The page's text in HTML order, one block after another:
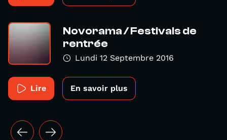
Novorama / Festivals de
rentrée
Lundi 12 Septembre 2016
Lire En savoir plus